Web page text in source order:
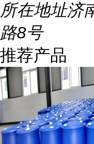
所在地址济
路8号
推荐产品